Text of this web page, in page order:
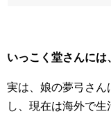
いっこく堂さんには
実は、娘の夢弓さ
し、現在は海外で生